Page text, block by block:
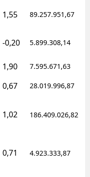
1,55 89.257.951,67
-0,20 5.899.308,14
1,90 7.595.671,63
0,67 28.019.996,87
1,02 186.409.026,82
0,71 4.923.333,87